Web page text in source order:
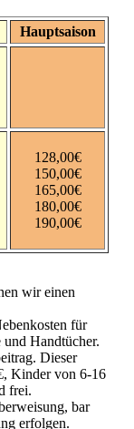
Hauptsaison
128,00€
150,00€
165,00€
180,00€
190,00€
wir einen
für
und Handtücher.
Dieser
Kinder von 6-16
frei.
bar
erfolgen.